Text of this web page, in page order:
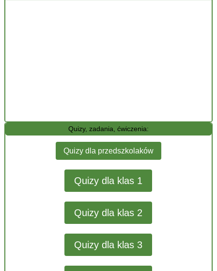
Quizy, zadania, ćwiczenia:
Quizy dla przedszkolaków
Quizy dla klas 1
Quizy dla klas 2
Quizy dla klas 3